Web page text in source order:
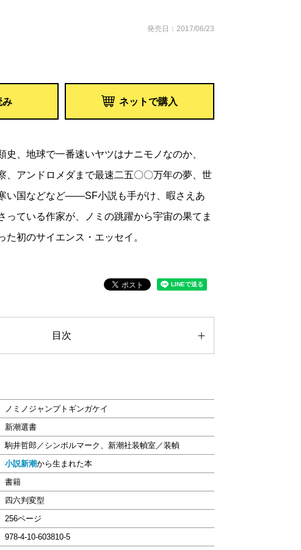
発売日：2017/06/23
み ネットで購入
史、地球で一番速いヤツはナニモノなのか、
、アンドロメダまで最速二五〇〇万年の夢、世
い国などなど――SF小説も手がけ、暇さえあ
っている作家が、ノミの跳躍から宇宙の果てま
た初のサイエンス・エッセイ。
目次
ノミノジャンプトギンガケイ
新潮選書
駒井哲郎／シンボルマーク、新潮社装幀室／装幀
小説新潮から生まれた本
書籍
四六判変型
256ページ
978-4-10-603810-5